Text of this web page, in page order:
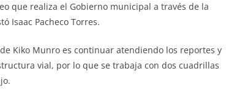
que realiza el Gobierno municipal a través de la
Isaac Pacheco Torres.
Kiko Munro es continuar atendiendo los reportes y
vial, por lo que se trabaja con dos cuadrillas